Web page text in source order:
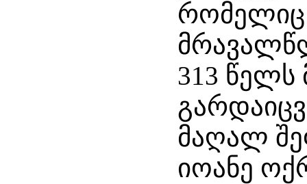
რომელიც
313 წელს
მაღალ
იოანე